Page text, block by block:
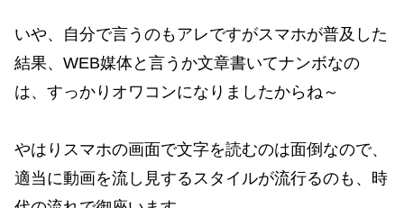
いや、自分で言うのもアレですがスマホが普及した
結果、WEB媒体と言うか文章書いてナンボなの
は、すっかりオワコンになりましたからね～
やはりスマホの画面で文字を読むのは面倒なので、
適当に動画を流し見するスタイルが流行るのも、時